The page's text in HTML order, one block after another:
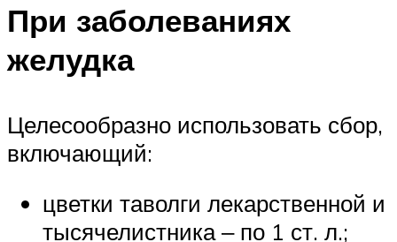
При заболеваниях
желудка
Целесообразно использовать сбор,
включающий:
цветки таволги лекарственной и
тысячелистника ‒ по 1 ст. л.;